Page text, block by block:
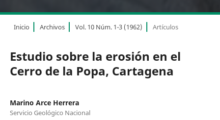
Inicio Archivos Vol. 10 Núm. 1-3 (1962) Artículos
Estudio sobre la erosión en el
Cerro de la Popa, Cartagena
Marino Arce Herrera
Servicio Geológico Nacional